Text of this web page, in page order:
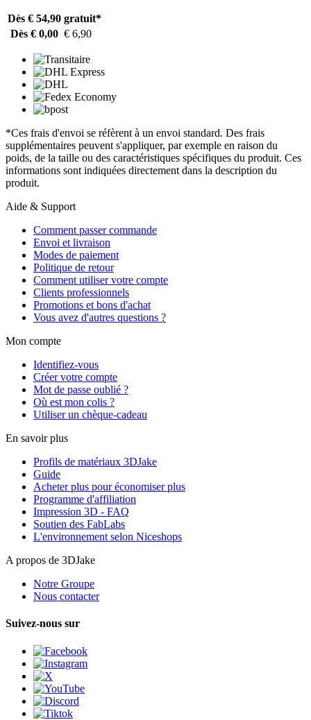
Dès € 54,90 gratuit*
Dès € 0,00 € 6,90
*Ces frais d'envoi se réfèrent à un envoi standard. Des frais
supplémentaires peuvent s'appliquer, par exemple en raison du
poids, de la taille ou des caractéristiques spécifiques du produit. Ces
informations sont indiquées directement dans la description du
produit.
Aide & Support
Comment passer commande
Envoi et livraison
Modes de paiement
Politique de retour
Comment utiliser votre compte
Clients professionnels
Promotions et bons d'achat
Vous avez d'autres questions ?
Mon compte
Identifiez-vous
Créer votre compte
Mot de passe oublié ?
Où est mon colis ?
Utiliser un chèque-cadeau
En savoir plus
Profils de matériaux 3DJake
Guide
Acheter plus pour économiser plus
Programme d'affiliation
Impression 3D - FAQ
Soutien des FabLabs
L'environnement selon Niceshops
A propos de 3DJake
Notre Groupe
Nous contacter
Suivez-nous sur